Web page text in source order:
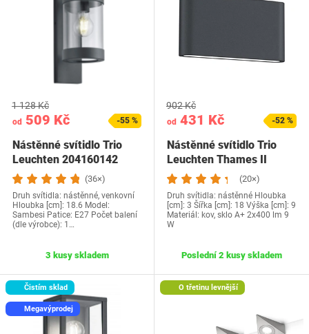
od 509 Kč
1 128 Kč
-55 %
Nástěnné svítidlo Trio
Leuchten 204160142
(36×)
Druh svítidla: nástěnné, venkovní
Hloubka [cm]: 18.6 Model:
Sambesi Patice: E27 Počet balení
(dle výrobce): 1…
3 kusy skladem
od 431 Kč
902 Kč
-52 %
Nástěnné svítidlo Trio
Leuchten Thames II
(20×)
Druh svítidla: nástěnné Hloubka
[cm]: 3 Šířka [cm]: 18 Výška [cm]: 9
Materiál: kov, sklo A+ 2x400 lm 9
W
Poslední 2 kusy skladem
Čistím sklad
Megavýprodej
O třetinu levnější